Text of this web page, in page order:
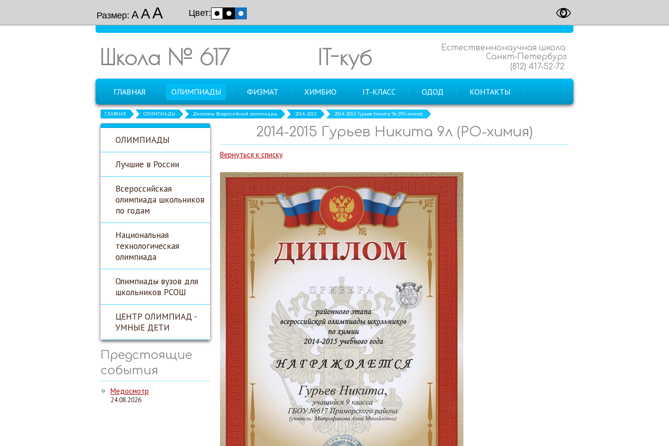
Размер: ААА Цвет:
Школа № 617
Естественнонаучная школа
Санкт-Петербург
(812) 417-52-72
IT-куб
ГЛАВНАЯ ОЛИМПИАДЫ ФИЗМАТ ХИМБИО IT-КЛАСС ОДОД КОНТАКТЫ
ГЛАВНАЯ ОЛИМПИАДЫ Дипломы Всероссийской олимпиады 2014-2015 2014-2015 Гурьев Никита 9л (РО-химия)
ОЛИМПИАДЫ
Лучшие в России
Всероссийская
олимпиада школьников
по годам
Национальная
технологическая
олимпиада
Олимпиады вузов для
школьников РСОШ
ЦЕНТР ОЛИМПИАД -
УМНЫЕ ДЕТИ
Предстоящие
события
Медосмотр
24.08.2026
2014-2015 Гурьев Никита 9л (РО-химия)
Вернуться к списку